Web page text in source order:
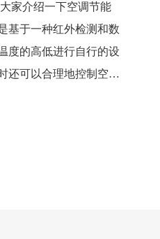
家介绍一下空调节能
基于一种红外检测和数
度的高低进行自行的设
还可以合理地控制空调
自己的家中装上空调节
右，因此，对于国家